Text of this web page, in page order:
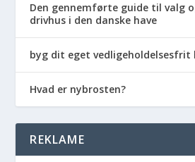
Den gennemførte guide til valg
drivhus i den danske have
byg dit eget vedligeholdelsesfrit
Hvad er nybrosten?
REKLAME